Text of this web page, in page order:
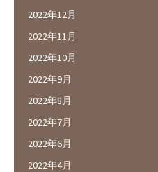
2022年12月
2022年11月
2022年10月
2022年9月
2022年8月
2022年7月
2022年6月
2022年4月